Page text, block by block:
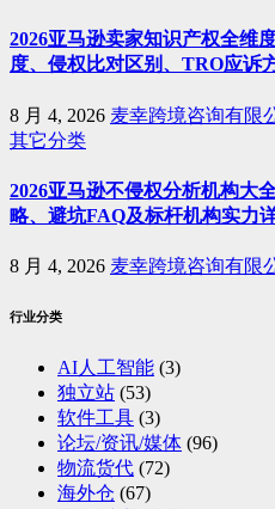
2026亚马逊卖家知识产权全维
度、侵权比对区别、TRO应诉
8 月 4, 2026 麦幸跨境咨询有限
其它分类
2026亚马逊不侵权分析机构大
略、避坑FAQ及标杆机构实力
8 月 4, 2026 麦幸跨境咨询有限
行业分类
AI人工智能 (3)
独立站 (53)
软件工具 (3)
论坛/资讯/媒体 (96)
物流货代 (72)
海外仓 (67)